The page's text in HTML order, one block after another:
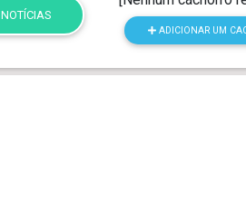
NOTÍCIAS
ADICIONAR UM